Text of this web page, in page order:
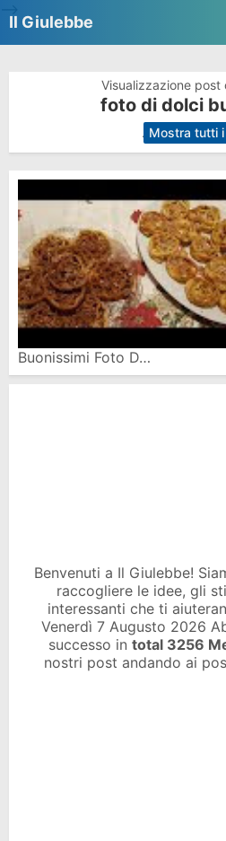
Il Giulebbe
Visualizzazione post
foto di dolci
. Mostra tutti
Buonissimi Foto D…
Benvenuti a Il Giulebbe!
raccogliere le idee, gli
interessanti che ti
Venerdì 7 Augusto 2026
successo in total 3256
nostri post andando ai